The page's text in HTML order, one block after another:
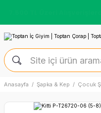
Anasayfa Şapka & Kep Çocuk